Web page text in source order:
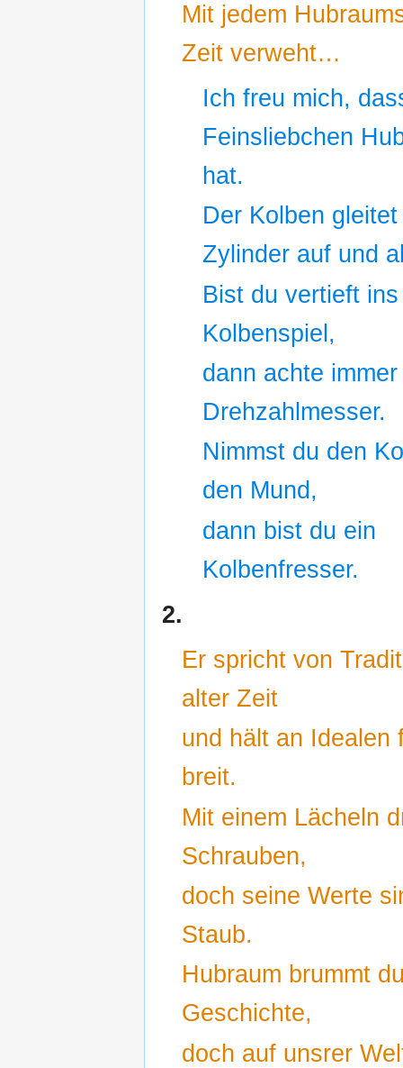
Mit jedem
Zeit verweht…
Ich freu mich,
Feinsliebchen
hat.
Der Kolben
Zylinder auf und
Bist du vertieft ins
Kolbenspiel,
dann achte
Drehzahlmesser.
Nimmst du den
den Mund,
dann bist du ein
Kolbenfresser.
2.
Er spricht von
alter Zeit
und hält an Idealen
breit.
Mit einem Lächeln
Schrauben,
doch seine Werte
Staub.
Hubraum brummt
Geschichte,
doch auf unsrer